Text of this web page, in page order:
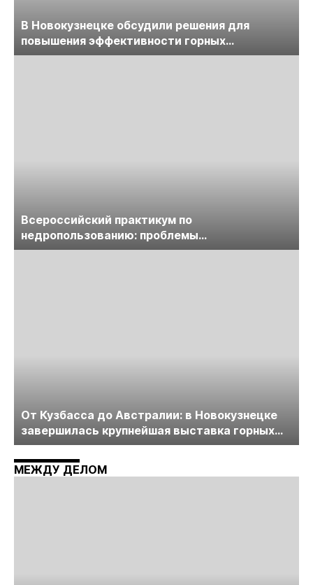
В Новокузнецке обсудили решения для
повышения эффективности горных
предприятий
Всероссийский практикум по
недропользованию: проблемы
лицензирования, цифровизации, экспертизы
От Кузбасса до Австралии: в Новокузнецке
завершилась крупнейшая выставка горных
технологий «Недра России. Уголь России и
Майнинг»
МЕЖДУ ДЕЛОМ